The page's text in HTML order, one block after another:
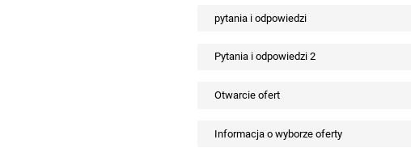
pytania i odpowiedzi
Pytania i odpowiedzi 2
Otwarcie ofert
Informacja o wyborze oferty